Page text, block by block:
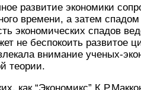
развитие экономики
времени, а затем
экономических спадов
не беспокоить развитое
внимание ученых-
теории.